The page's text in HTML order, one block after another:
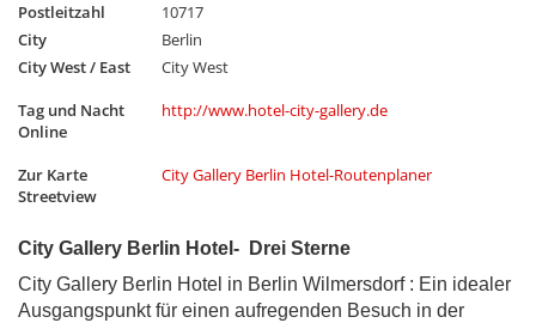
Postleitzahl
10717
City
Berlin
City West / East
City West
Tag und Nacht
Online
http://www.hotel-city-gallery.de
Zur Karte
Streetview
City Gallery Berlin Hotel-Routenplaner
City Gallery Berlin Hotel- Drei Sterne
City Gallery Berlin Hotel in Berlin Wilmersdorf : Ein idealer
Ausgangspunkt für einen aufregenden Besuch in der